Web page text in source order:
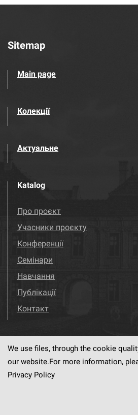
Sitemap
Main page
Колекції
Актуальне
Katalog
Про проєкт
Учасники проєкту
Конференції
Семінари
Навчання
Публікації
Контакт
Visit us! Facebook
We use files, through the cookie
our website.For more information,
Privacy Policy